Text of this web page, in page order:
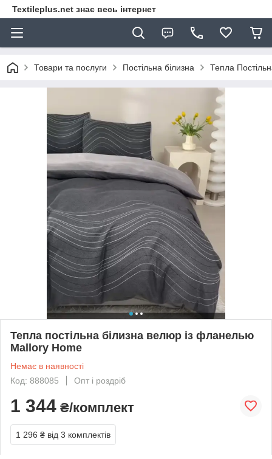
Textileplus.net знає весь інтернет
Товари та послуги Постільна білизна Тепла
Тепла постільна білизна велюр із фланелью
Mallory Home
Немає в наявності
Код: 888085
Опт і роздріб
1 344 ₴/комплект
1 296 ₴ від 3 комплектів